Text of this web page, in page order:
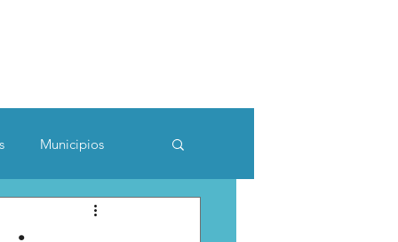
Municipios